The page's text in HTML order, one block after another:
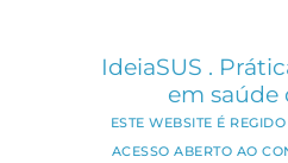
IdeiaSUS .
em saúde
ESTE WEBSITE É
ACESSO ABERTO AO